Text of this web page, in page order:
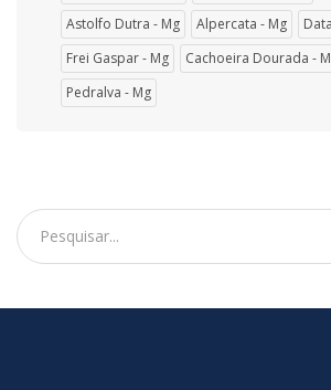
Astolfo Dutra - Mg
Alpercata - Mg
Frei Gaspar - Mg
Cachoeira Dourada -
Pedralva - Mg